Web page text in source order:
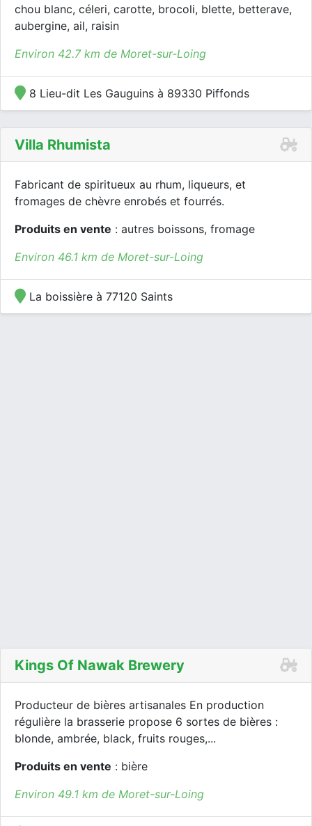
chou blanc, céleri, carotte, brocoli, blette, betterave,
aubergine, ail, raisin
Environ 42.7 km de Moret-sur-Loing
8 Lieu-dit Les Gauguins à 89330 Piffonds
Villa Rhumista
Fabricant de spiritueux au rhum, liqueurs, et
fromages de chèvre enrobés et fourrés.
Produits en vente : autres boissons, fromage
Environ 46.1 km de Moret-sur-Loing
La boissière à 77120 Saints
Kings Of Nawak Brewery
Producteur de bières artisanales En production
régulière la brasserie propose 6 sortes de bières :
blonde, ambrée, black, fruits rouges,...
Produits en vente : bière
Environ 49.1 km de Moret-sur-Loing